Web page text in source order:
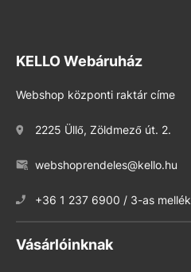
KELLO Webáruház
Webshop központi raktár címe
2225 Üllő, Zöldmező út. 2.
webshoprendeles@kello.hu
+36 1 237 6900 / 3-as mellék
Vásárlóinknak